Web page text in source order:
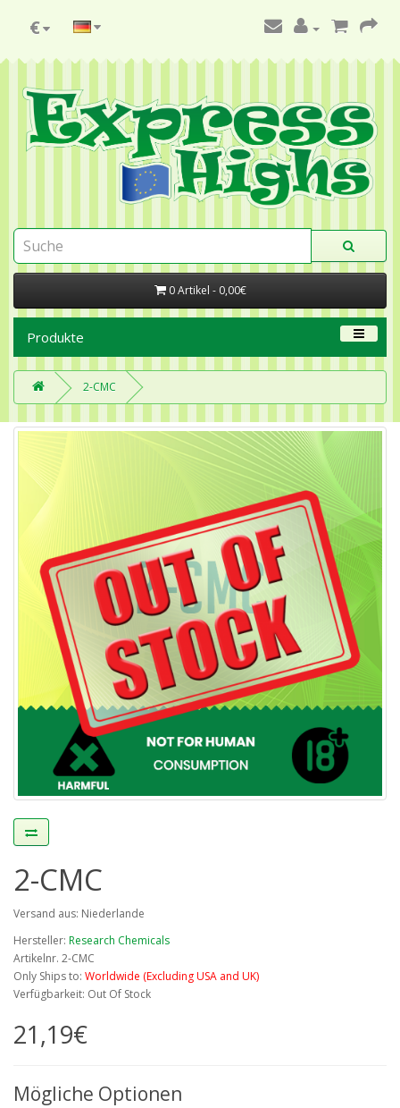
€
0 Artikel - 0,00€
Produkte
2-CMC
2-CMC
Versand aus: Niederlande
Hersteller: Research Chemicals
Artikelnr. 2-CMC
Only Ships to: Worldwide (Excluding USA and UK)
Verfügbarkeit: Out Of Stock
21,19€
Mögliche Optionen